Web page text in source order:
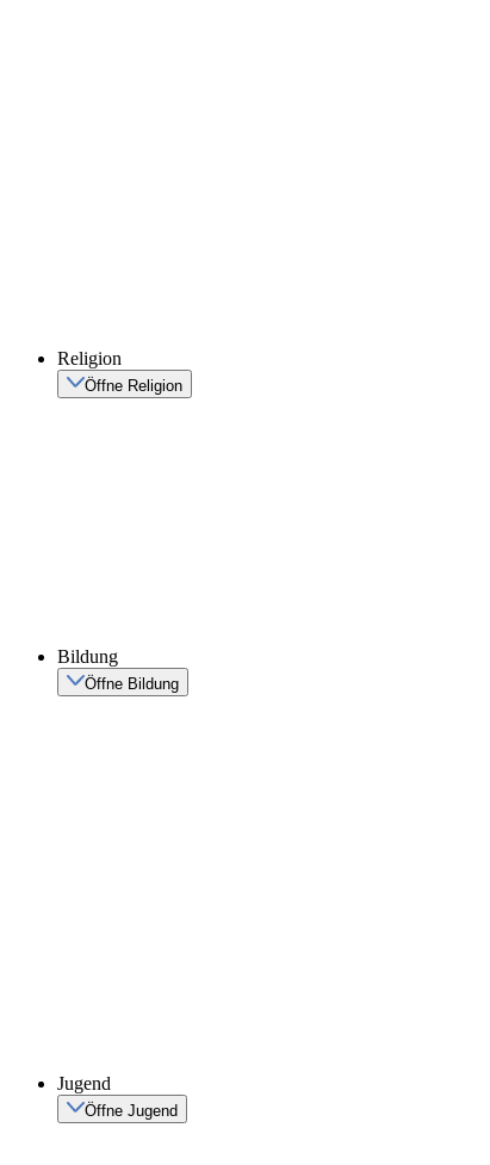
Religion
Öffne Religion
Bildung
Öffne Bildung
Jugend
Öffne Jugend